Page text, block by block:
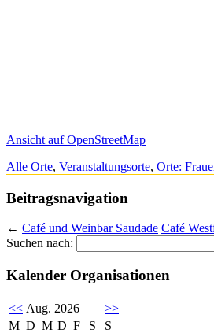
Ansicht auf OpenStreetMap
Alle Orte, Veranstaltungsorte, Orte:
Beitragsnavigation
← Café und Weinbar Saudade Café
Suchen nach:
Kalender Organisationen
<< Aug. 2026
>>
M D M D F S
S